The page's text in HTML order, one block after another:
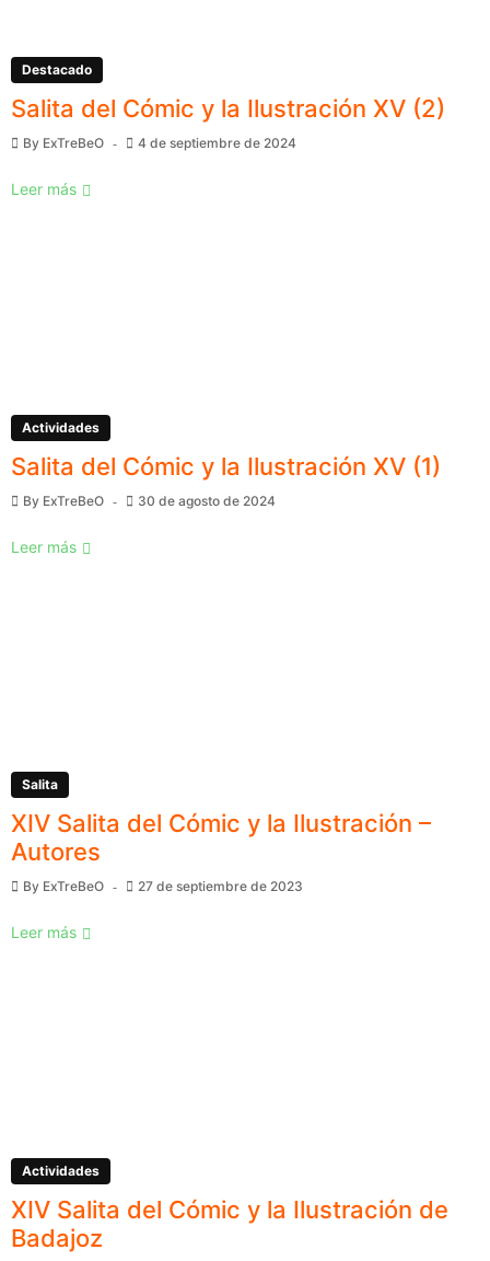
Destacado
Salita del Cómic y la Ilustración XV (2)
By ExTreBeO 4 de septiembre de 2024
Leer más
Actividades
Salita del Cómic y la Ilustración XV (1)
By ExTreBeO 30 de agosto de 2024
Leer más
Salita
XIV Salita del Cómic y la Ilustración –
Autores
By ExTreBeO 27 de septiembre de 2023
Leer más
Actividades
XIV Salita del Cómic y la Ilustración de
Badajoz